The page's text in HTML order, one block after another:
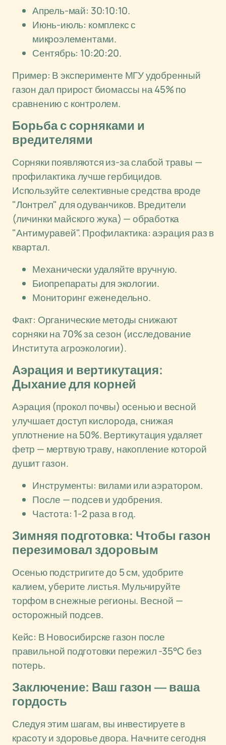
Апрель-май: 30:10:10.
Июнь-июль: комплекс с
микроэлементами.
Сентябрь: 10:20:20.
Пример: В эксперименте МГУ удобренный
газон дал прирост биомассы на 45% по
сравнению с контролем.
Борьба с сорняками и
вредителями
Сорняки появляются из-за слабой травы —
профилактика лучше гербицидов.
Используйте селективные средства вроде
"Лонтрел" для одуванчиков. Вредители
(личинки майского жука) — обработка
"Антимуравей". Профилактика: аэрация раз в
квартал.
Механически удаляйте вручную.
Биопрепараты для экологии.
Мониторинг еженедельно.
Факт: Органические методы снижают
сорняки на 70% за сезон (исследование
Института агроэкологии).
Аэрация и вертикутация:
Дыхание для корней
Аэрация (прокол почвы) осенью и весной
улучшает доступ кислорода, снижая
уплотнение на 50%. Вертикутация удаляет
фетр — мертвую траву, накопление которой
душит газон.
Инструменты: вилами или аэратором.
После — подсев и удобрения.
Частота: 1-2 раза в год.
Зимняя подготовка: Чтобы газон
перезимовал здоровым
Осенью подстригите до 5 см, удобрите
калием, уберите листья. Мульчируйте
торфом в снежные регионы. Весной —
осторожный подсев.
Кейс: В Новосибирске газон после
правильной подготовки пережил -35°C без
потерь.
Заключение: Ваш газон — ваша
гордость
Следуя этим шагам, вы инвестируете в
красоту и здоровье двора. Начните сегодня